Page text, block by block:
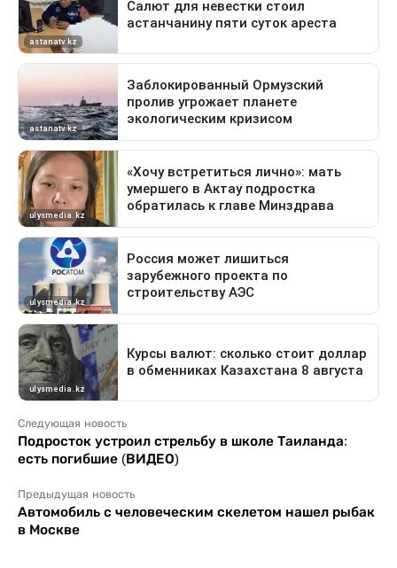
Следующая новость
Подросток устроил стрельбу в школе Таиланда:
есть погибшие (ВИДЕО)
Предыдущая новость
Автомобиль с человеческим скелетом нашел рыбак
в Москве